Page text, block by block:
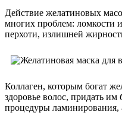
Действие желатиновых
многих проблем: ломкости
перхоти, излишней
Коллаген, которым богат
здоровье волос, придать им
процедуры ламинирования,